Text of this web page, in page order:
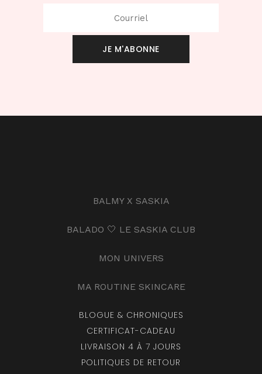
BALMY X SASKIA
BALADO 🤍 LE SASKIA CLUB
MON UNIVERS
MA ROUTINE SKINCARE
BLOGUE & CHRONIQUES
CERTIFICAT-CADEAU
LIVRAISON 4 À 7 JOURS
POLITIQUES DE RETOUR